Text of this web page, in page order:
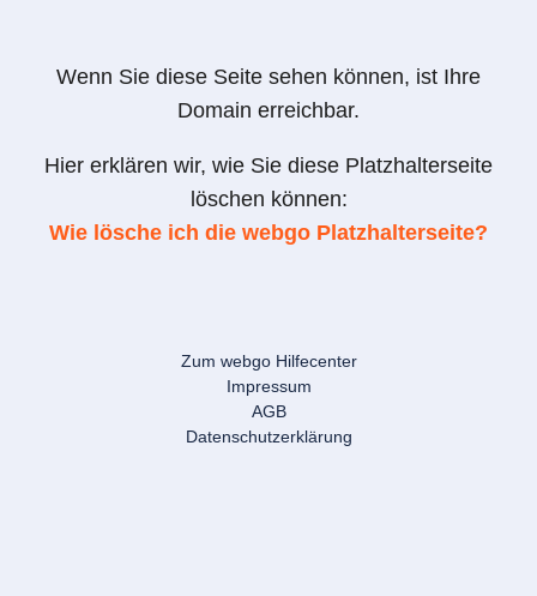
Wenn Sie diese Seite sehen können, ist Ihre
Domain erreichbar.
Hier erklären wir, wie Sie diese Platzhalterseite
löschen können:
Wie lösche ich die webgo Platzhalterseite?
Zum webgo Hilfecenter
Impressum
AGB
Datenschutzerklärung